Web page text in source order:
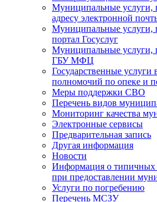
Муниципальные услуги,
адресу электронной
Муниципальные услуги,
портал Госуслуг
Муниципальные услуги,
ГБУ МФЦ
Государственные услуги
полномочий по опеке и
Меры поддержки СВО
Перечень видов
Мониторинг качества
Электронные сервисы
Предварительная запись
Другая информация
Новости
Информация о
при предоставлении
Услуги по погребению
Перечень МСЗУ